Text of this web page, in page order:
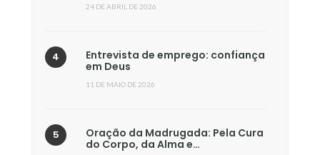
24 DE ABRIL DE 2026
Entrevista de emprego: confiança
em Deus
11 DE MAIO DE 2026
Oração da Madrugada: Pela Cura
do Corpo, da Alma e…